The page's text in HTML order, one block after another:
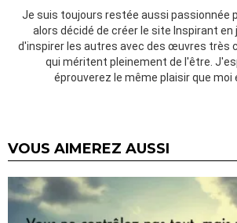
Je suis toujours restée aussi passionnée
alors décidé de créer le site Inspirant en
d'inspirer les autres avec des œuvres très
qui méritent pleinement de l'être.
éprouverez le même plaisir que moi
VOUS AIMEREZ AUSSI